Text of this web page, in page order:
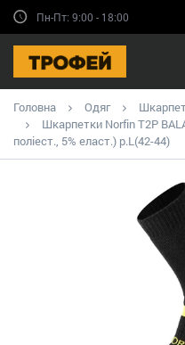
Пн-Пт: 9:00 - 18:00
Головна Одяг
Шкарпетки Norfin T2P
поліест., 5% еласт.) р.L(42-44)